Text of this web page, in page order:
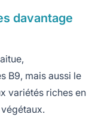
davantage
B9, mais aussi le
variétés riches en